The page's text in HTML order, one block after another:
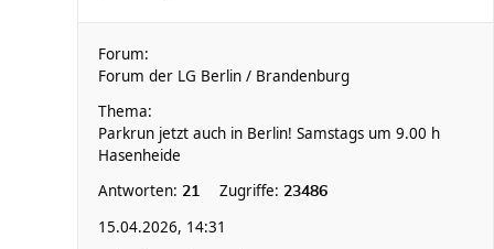
Forum:
Forum der LG Berlin / Brandenburg
Thema:
Parkrun jetzt auch in Berlin! Samstags um 9.00 h
Hasenheide
Antworten: 21 Zugriffe: 23486
15.04.2026, 14:31